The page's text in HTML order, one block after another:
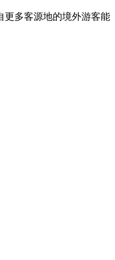
多客源地的境外游客能